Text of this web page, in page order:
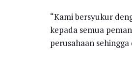
“Kami bersyukur
kepada semua
perusahaan